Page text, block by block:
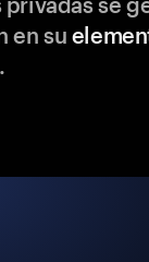
en su
.